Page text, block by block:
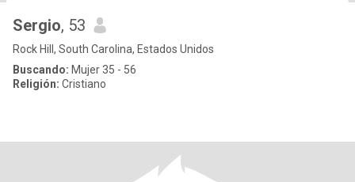
Sergio, 53
Rock Hill, South Carolina, Estados Unidos
Buscando: Mujer 35 - 56
Religión: Cristiano